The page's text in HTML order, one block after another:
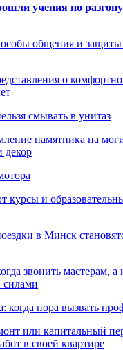
учения по
общения и
о
смывать в унитаз
памятника на
декор
курсы и
в Минск
звонить мастерам, а
силами
когда пора вызвать
или капитальный
в своей квартире